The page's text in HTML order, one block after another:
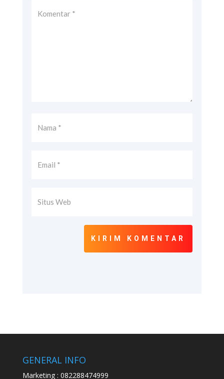
KIRIM KOMENTAR
GENERAL INFO
Marketing : 082288474999